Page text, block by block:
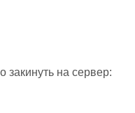
на сервер: